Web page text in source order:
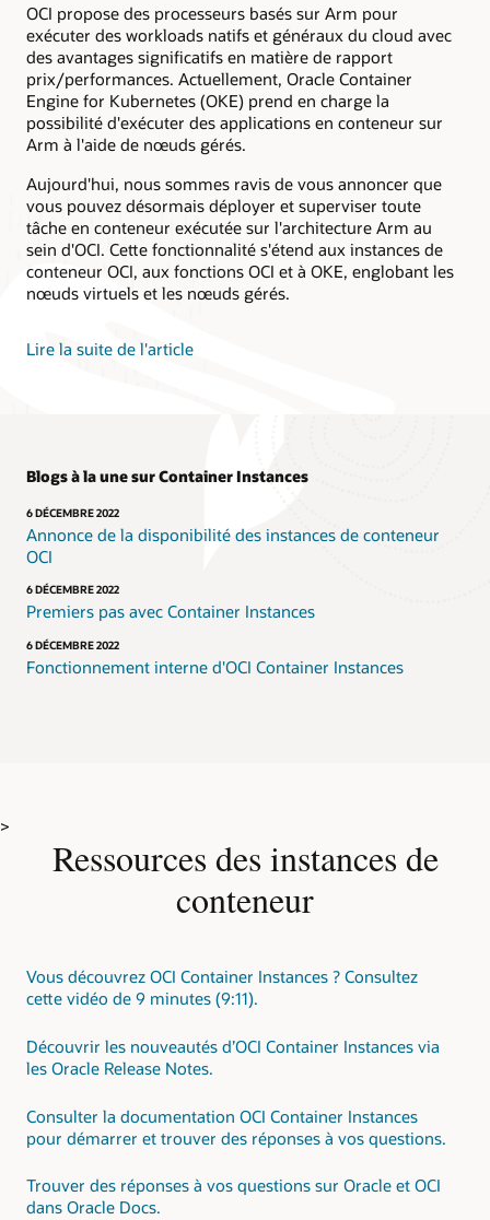
OCI propose des processeurs basés sur Arm pour
exécuter des workloads natifs et généraux du cloud avec
des avantages significatifs en matière de rapport
prix/performances. Actuellement, Oracle Container
Engine for Kubernetes (OKE) prend en charge la
possibilité d'exécuter des applications en conteneur sur
Arm à l'aide de nœuds gérés.
Aujourd'hui, nous sommes ravis de vous annoncer que
vous pouvez désormais déployer et superviser toute
tâche en conteneur exécutée sur l'architecture Arm au
sein d'OCI. Cette fonctionnalité s'étend aux instances de
conteneur OCI, aux fonctions OCI et à OKE, englobant les
nœuds virtuels et les nœuds gérés.
Lire la suite de l'article
Blogs à la une sur Container Instances
6 DÉCEMBRE 2022
Annonce de la disponibilité des instances de conteneur
OCI
6 DÉCEMBRE 2022
Premiers pas avec Container Instances
6 DÉCEMBRE 2022
Fonctionnement interne d'OCI Container Instances
>
Ressources des instances de
conteneur
Vous découvrez OCI Container Instances ? Consultez
cette vidéo de 9 minutes (9:11).
Découvrir les nouveautés d’OCI Container Instances via
les Oracle Release Notes.
Consulter la documentation OCI Container Instances
pour démarrer et trouver des réponses à vos questions.
Trouver des réponses à vos questions sur Oracle et OCI
dans Oracle Docs.